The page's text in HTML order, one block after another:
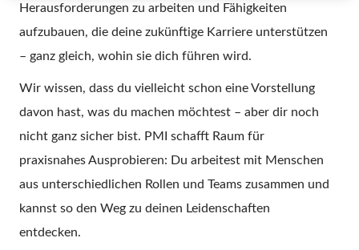
Herausforderungen zu arbeiten und Fähigkeiten
aufzubauen, die deine zukünftige Karriere unterstützen
– ganz gleich, wohin sie dich führen wird.
Wir wissen, dass du vielleicht schon eine Vorstellung
davon hast, was du machen möchtest – aber dir noch
nicht ganz sicher bist. PMI schafft Raum für
praxisnahes Ausprobieren: Du arbeitest mit Menschen
aus unterschiedlichen Rollen und Teams zusammen und
kannst so den Weg zu deinen Leidenschaften
entdecken.